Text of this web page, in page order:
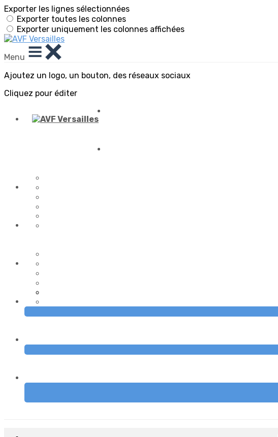
Exporter les lignes sélectionnées
Exporter toutes les colonnes
Exporter uniquement les colonnes affichées
Menu
Ajoutez un logo, un bouton, des réseaux sociaux
Cliquez pour éditer